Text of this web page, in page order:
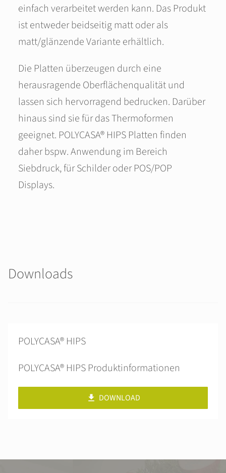
einfach verarbeitet werden kann. Das Produkt
ist entweder beidseitig matt oder als
matt/glänzende Variante erhältlich.
Die Platten überzeugen durch eine
herausragende Oberflächenqualität und
lassen sich hervorragend bedrucken. Darüber
hinaus sind sie für das Thermoformen
geeignet. POLYCASA® HIPS Platten finden
daher bspw. Anwendung im Bereich
Siebdruck, für Schilder oder POS/POP
Displays.
Downloads
POLYCASA® HIPS
POLYCASA® HIPS Produktinformationen
DOWNLOAD